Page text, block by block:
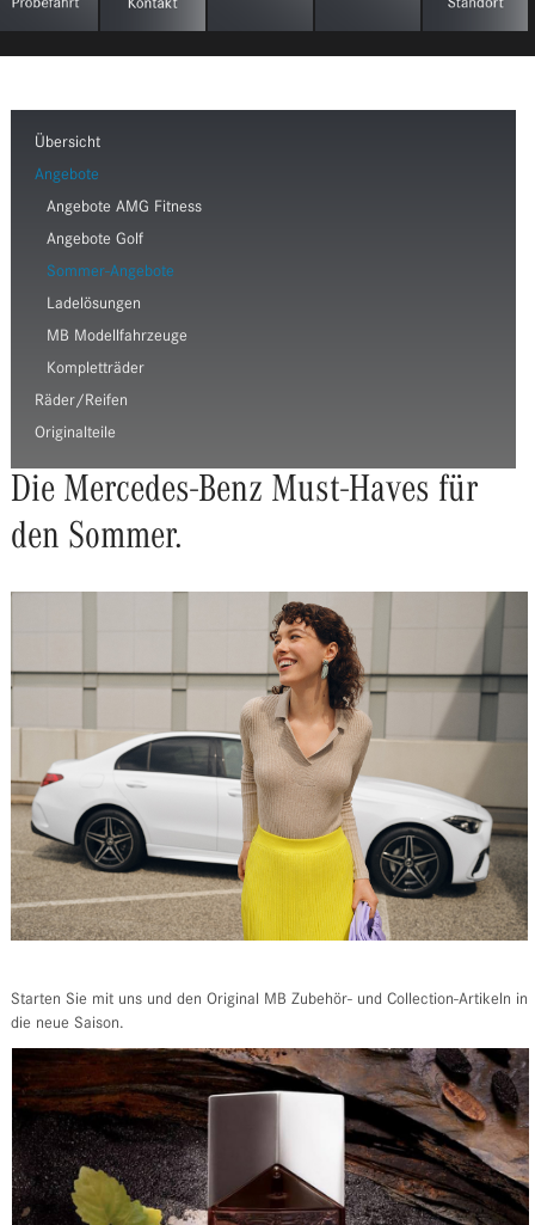
Übersicht
Angebote
Angebote AMG Fitness
Angebote Golf
Sommer-Angebote
Ladelösungen
MB Modellfahrzeuge
Kompletträder
Räder/Reifen
Originalteile
Die Mercedes-Benz Must-Haves für
den Sommer.
Starten Sie mit uns und den Original MB Zubehör- und Collection-Artikeln in
die neue Saison.